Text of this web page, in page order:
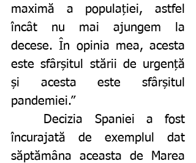
maximă a populației, astfel
încât nu mai ajungem la
decese. În opinia mea, acesta
este sfârșitul stării de urgență
și acesta este sfârșitul
pandemiei.”
încurajată de exemplul dat
săptămâna aceasta de Marea